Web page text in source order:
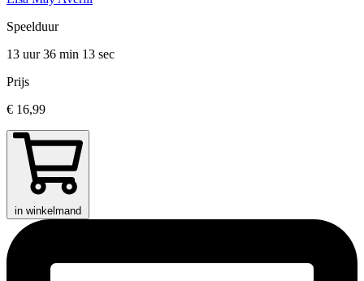
Speelduur
13 uur 36 min 13 sec
Prijs
€ 16,99
in winkelmand